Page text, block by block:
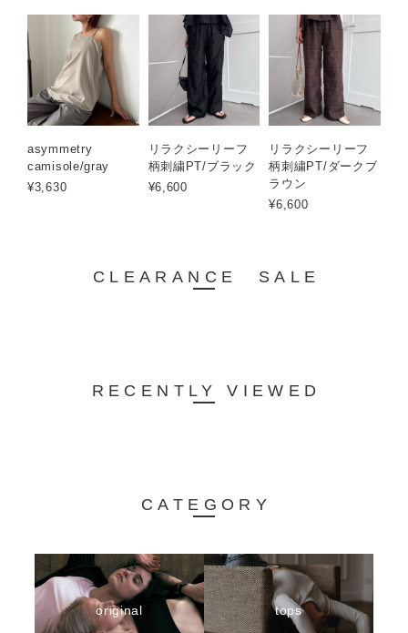
asymmetry
camisole/gray
¥3,630
リラクシーリーフ
柄刺繍PT/ブラック
¥6,600
リラクシーリーフ
柄刺繍PT/ダークブ
ラウン
¥6,600
CLEARANCE SALE
RECENTLY VIEWED
CATEGORY
original tops